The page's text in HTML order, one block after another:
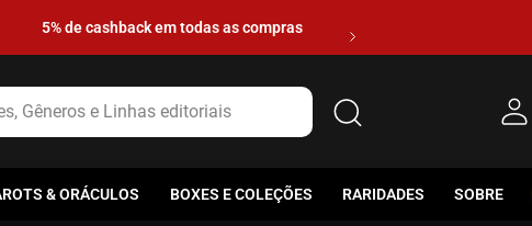
5% de cashback em todas as compras
e Linhas editoriais
& ORÁCULOS BOXES E COLEÇÕES RARIDADES SOBRE